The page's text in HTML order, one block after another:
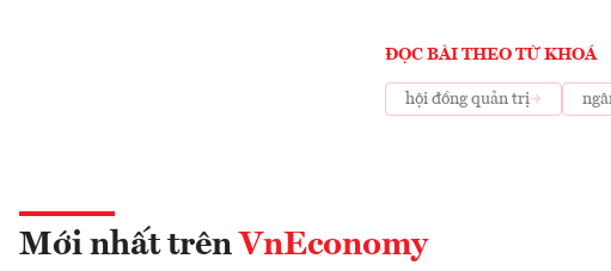
ĐỌC BÀI THEO TỪ KHOÁ
hội đồng quản trị
Mới nhất trên VnEconomy